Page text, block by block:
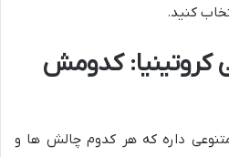
کنید.
کروتینیا: کدومش
داره که هر کدوم چالش ها و